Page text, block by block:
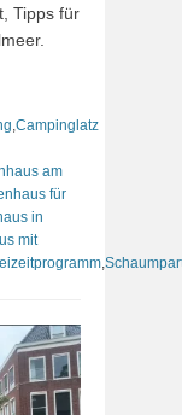
Tipps für
,Campinglatz
am
für
in
mit
,